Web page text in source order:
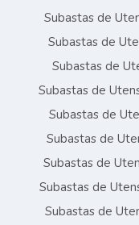
Subastas de
Subastas de
Subastas de
Subastas de
Subastas de
Subastas de
Subastas de
Subastas de
Subastas de